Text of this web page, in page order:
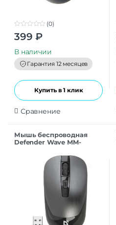
0
o
t
o
f
5
(0)
399 ₽
В наличии
Гарантия 12 месяцев
Купить в 1 клик
Сравнение
Мышь беспроводная
Defender Wave MM-